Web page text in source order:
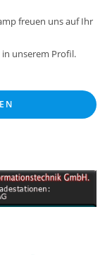
freuen uns auf Ihr
in unserem Profil.